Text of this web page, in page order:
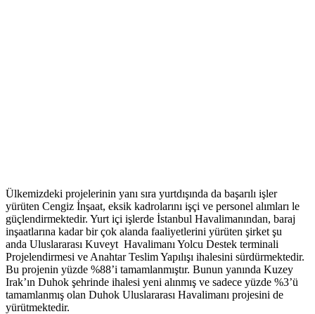
Ülkemizdeki projelerinin yanı sıra yurtdışında da başarılı işler
yürüten Cengiz İnşaat, eksik kadrolarını işçi ve personel alımları le
güçlendirmektedir. Yurt içi işlerde İstanbul Havalimanından, baraj
inşaatlarına kadar bir çok alanda faaliyetlerini yürüten şirket şu
anda Uluslararası Kuveyt Havalimanı Yolcu Destek terminali
Projelendirmesi ve Anahtar Teslim Yapılışı ihalesini sürdürmektedir.
Bu projenin yüzde %88’i tamamlanmıştır. Bunun yanında Kuzey
Irak’ın Duhok şehrinde ihalesi yeni alınmış ve sadece yüzde %3’ü
tamamlanmış olan Duhok Uluslararası Havalimanı projesini de
yürütmektedir.